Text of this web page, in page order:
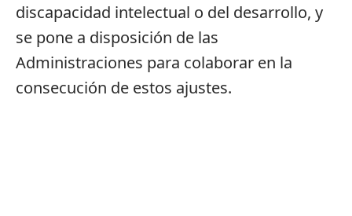
discapacidad intelectual o del desarrollo, y
se pone a disposición de las
Administraciones para colaborar en la
consecución de estos ajustes.